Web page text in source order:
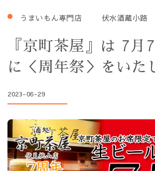
うまいもん専門店 伏水酒蔵小路
『京町茶屋』は 7月
に＜周年祭＞をいた
2023-06-29